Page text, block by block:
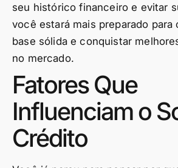
seu histórico financeiro e evitar
você estará mais preparado para
base sólida e conquistar
no mercado.
Fatores Que
Influenciam o
Crédito